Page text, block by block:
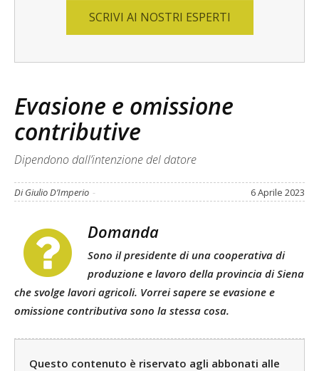
SCRIVI AI NOSTRI ESPERTI
Evasione e omissione
contributive
Dipendono dall’intenzione del datore
Di Giulio D’Imperio - 6 Aprile 2023
Domanda
Sono il presidente di una cooperativa di
produzione e lavoro della provincia di Siena
che svolge lavori agricoli. Vorrei sapere se evasione e
omissione contributiva sono la stessa cosa.
Questo contenuto è riservato agli abbonati alle